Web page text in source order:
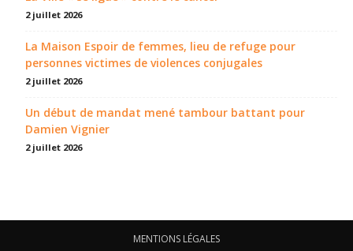
2 juillet 2026
La Maison Espoir de femmes, lieu de refuge pour
personnes victimes de violences conjugales
2 juillet 2026
Un début de mandat mené tambour battant pour
Damien Vignier
2 juillet 2026
MENTIONS LÉGALES